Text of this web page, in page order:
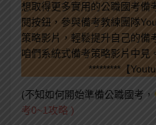
想取得更多實用的公職國考備
閱按鈕，參與備考教練團隊
策略影片，輕鬆提升自己的備
咱們系統式備考策略影片中見。
*********【
(不知如何開始準備公職國考，
考0~1攻略 )